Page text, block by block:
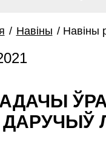
/ Навiны / Навiны